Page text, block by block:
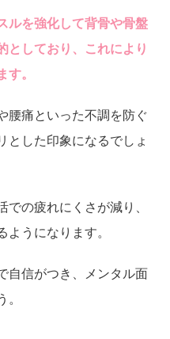
ルを強化して背骨や骨盤
としており、これにより
す。
腰痛といった不調を防ぐ
とした印象になるでしょ
の疲れにくさが減り、
ようになります。
自信がつき、メンタル面
。